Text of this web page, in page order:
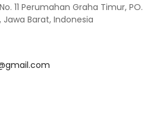
11 Perumahan Graha Timur, PO.
Jawa Barat, Indonesia